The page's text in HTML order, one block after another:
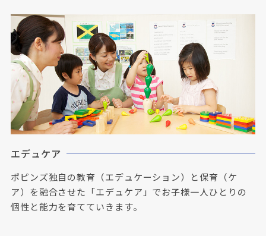
エデュケア
ポピンズ独自の教育（エデュケーション）と保育（ケ
ア）を融合させた「エデュケア」でお子様一人ひとりの
個性と能力を育てていきます。